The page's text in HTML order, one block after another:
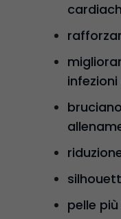
pelle